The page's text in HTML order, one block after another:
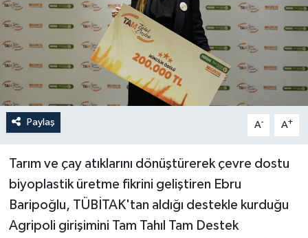
Paylaş A- A+
Tarım ve çay atıklarını dönüştürerek çevre dostu
biyoplastik üretme fikrini geliştiren Ebru
Baripoğlu, TÜBİTAK'tan aldığı destekle kurduğu
Agripoli girişimini Tam Tahıl Tam Destek